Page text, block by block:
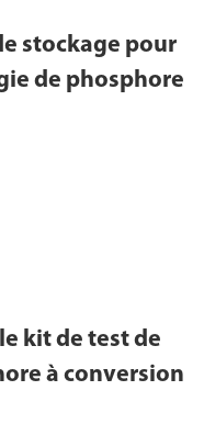
stockage pour
de phosphore
kit de test de
à conversion